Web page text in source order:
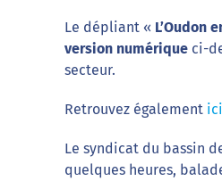
Le dépliant « L’Oudon
version numérique ci-
secteur.
Retrouvez également ici
Le syndicat du bassin
quelques heures,